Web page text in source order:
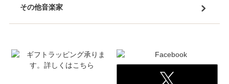
その他音楽家